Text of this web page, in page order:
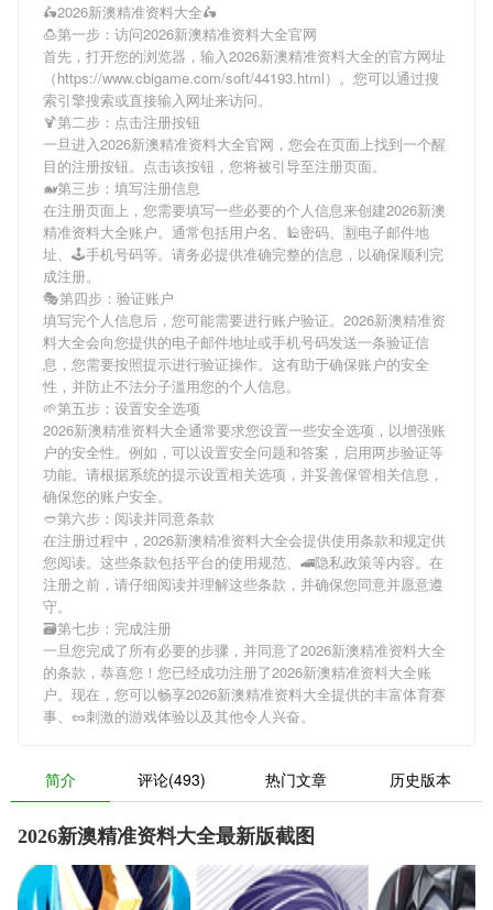
🛵2026新澳精准资料大全🛵
🍮第一步：访问2026新澳精准资料大全官网
首先，打开您的浏览器，输入2026新澳精准资料大全的官方网址
（https://www.cbigame.com/soft/44193.html）。您可以通过搜
索引擎搜索或直接输入网址来访问。
🍹第二步：点击注册按钮
一旦进入2026新澳精准资料大全官网，您会在页面上找到一个醒
目的注册按钮。点击该按钮，您将被引导至注册页面。
🐋第三步：填写注册信息
在注册页面上，您需要填写一些必要的个人信息来创建2026新澳
精准资料大全账户。通常包括用户名、🕌密码、🈹电子邮件地
址、🕹手机号码等。请务必提供准确完整的信息，以确保顺利完
成注册。
🎭第四步：验证账户
填写完个人信息后，您可能需要进行账户验证。2026新澳精准资
料大全会向您提供的电子邮件地址或手机号码发送一条验证信
息，您需要按照提示进行验证操作。这有助于确保账户的安全
性，并防止不法分子滥用您的个人信息。
🌱第五步：设置安全选项
2026新澳精准资料大全通常要求您设置一些安全选项，以增强账
户的安全性。例如，可以设置安全问题和答案，启用两步验证等
功能。请根据系统的提示设置相关选项，并妥善保管相关信息，
确保您的账户安全。
🥙第六步：阅读并同意条款
在注册过程中，2026新澳精准资料大全会提供使用条款和规定供
您阅读。这些条款包括平台的使用规范、🚄隐私政策等内容。在
注册之前，请仔细阅读并理解这些条款，并确保您同意并愿意遵
守。
🗃第七步：完成注册
一旦您完成了所有必要的步骤，并同意了2026新澳精准资料大全
的条款，恭喜您！您已经成功注册了2026新澳精准资料大全账
户。现在，您可以畅享2026新澳精准资料大全提供的丰富体育赛
事、🥜刺激的游戏体验以及其他令人兴奋。
简介 评论(493) 热门文章 历史版本
2026新澳精准资料大全最新版截图